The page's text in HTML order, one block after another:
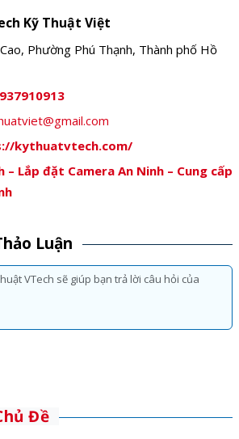
Kỹ Thuật Việt
Phường Phú Thạnh, Thành phố Hồ
kythuatvtech.com/
– Lắp đặt Camera An Ninh – Cung cấp
Luận
Đề